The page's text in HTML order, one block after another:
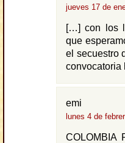
jueves 17 de
[…] con los
que
el secuestro
convocatoria
emi
lunes 4 de
COLOMBIA